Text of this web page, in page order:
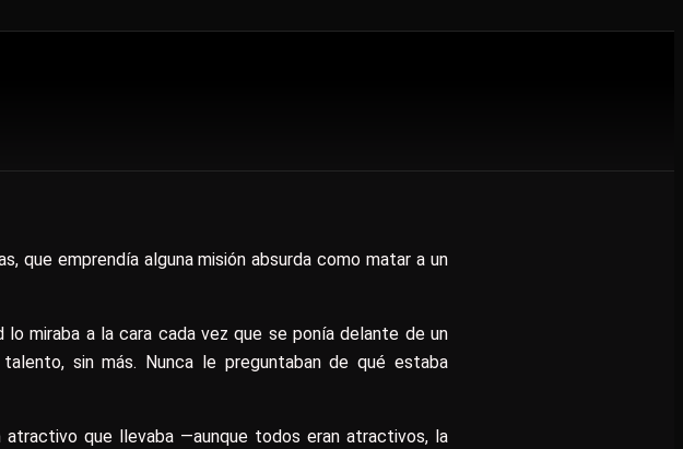
que emprendía alguna misión absurda como matar a un
miraba a la cara cada vez que se ponía delante de un
sin más. Nunca le preguntaban de qué estaba
que llevaba —aunque todos eran atractivos, la